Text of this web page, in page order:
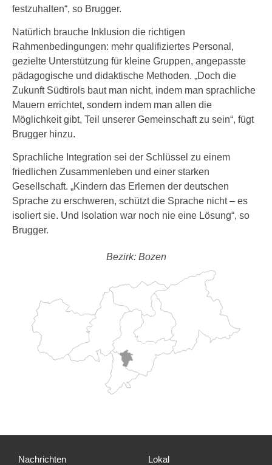
festzuhalten“, so Brugger.
Natürlich brauche Inklusion die richtigen
Rahmenbedingungen: mehr qualifiziertes Personal,
gezielte Unterstützung für kleine Gruppen, angepasste
pädagogische und didaktische Methoden. „Doch die
Zukunft Südtirols baut man nicht, indem man sprachliche
Mauern errichtet, sondern indem man allen die
Möglichkeit gibt, Teil unserer Gemeinschaft zu sein“, fügt
Brugger hinzu.
Sprachliche Integration sei der Schlüssel zu einem
friedlichen Zusammenleben und einer starken
Gesellschaft. „Kindern das Erlernen der deutschen
Sprache zu erschweren, schützt die Sprache nicht – es
isoliert sie. Und Isolation war noch nie eine Lösung“, so
Brugger.
Bezirk: Bozen
Nachrichten Lokal